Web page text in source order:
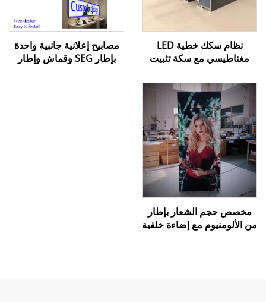
نظام سكك خطية LED
مغناطيسي مع سكة تثبيت
الداخلي
مصابيح إعلانية جانبية واحدة
بإطار SEG وقماش وإطار
مخصص حجم الشعار بإطار
من الألومنيوم مع إضاءة خلفية